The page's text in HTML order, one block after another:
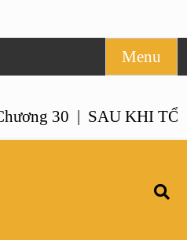
Menu
30 | SAU KHI TỔNG